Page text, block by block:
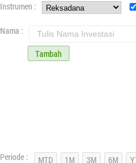
Instrumen :
Nama : Tulis Nama Investasi
Tambah
Periode :